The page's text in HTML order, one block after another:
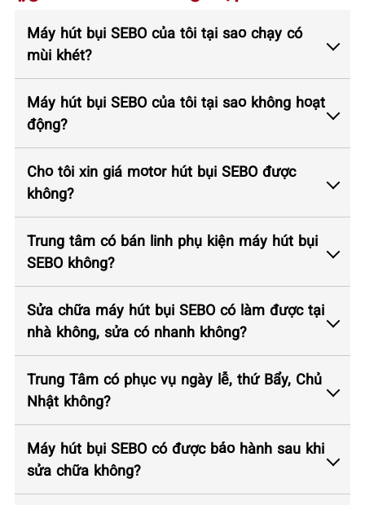
Máy hút bụi SEBO của tôi tại sao chạy có
mùi khét?
Máy hút bụi SEBO của tôi tại sao không hoạt
động?
Cho tôi xin giá motor hút bụi SEBO được
không?
Trung tâm có bán linh phụ kiện máy hút bụi
SEBO không?
Sửa chữa máy hút bụi SEBO có làm được tại
nhà không, sửa có nhanh không?
Trung Tâm có phục vụ ngày lễ, thứ Bẩy, Chủ
Nhật không?
Máy hút bụi SEBO có được bảo hành sau khi
sửa chữa không?